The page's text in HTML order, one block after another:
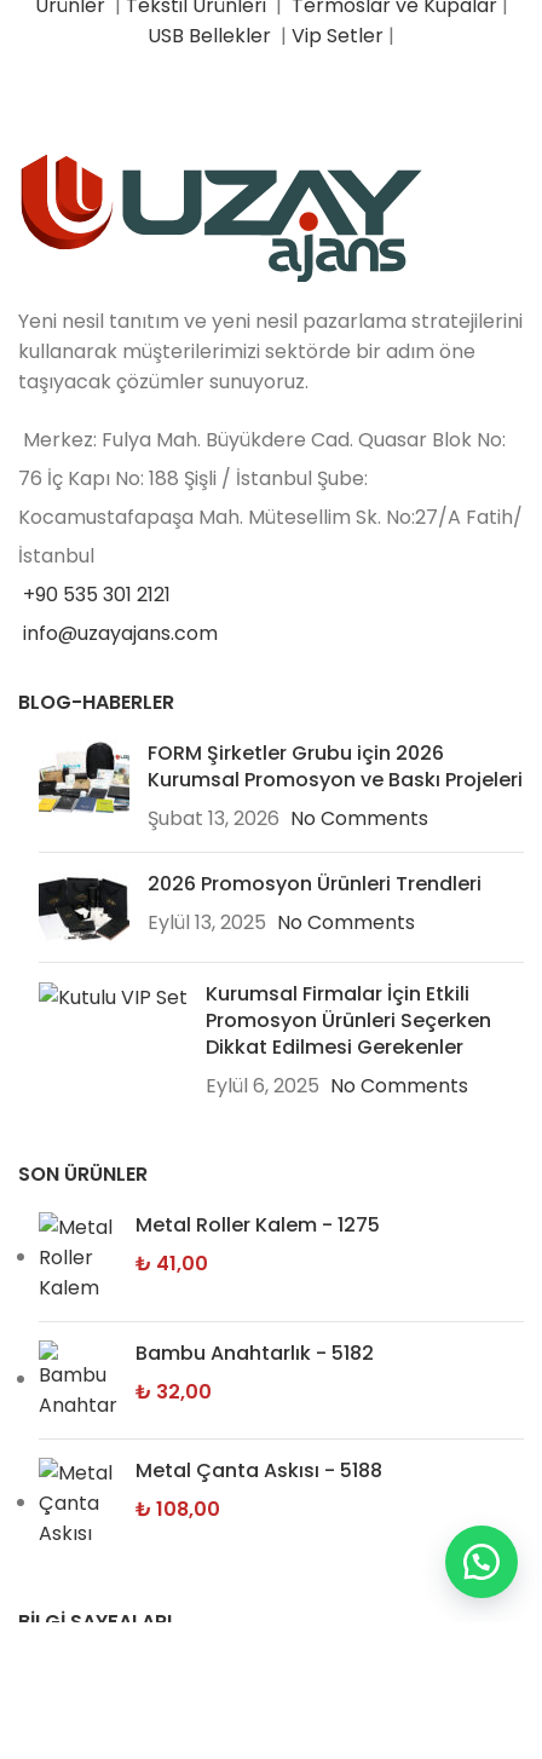
USB Bellekler | Vip Setler |
Yeni nesil tanıtım ve yeni nesil pazarlama stratejilerini
kullanarak müşterilerimizi sektörde bir adım öne
taşıyacak çözümler sunuyoruz.
Merkez: Fulya Mah. Büyükdere Cad. Quasar Blok No:
76 İç Kapı No: 188 Şişli / İstanbul Şube:
Kocamustafapaşa Mah. Mütesellim Sk. No:27/A Fatih/
İstanbul
+90 535 301 2121
info@uzayajans.com
BLOG-HABERLER
FORM Şirketler Grubu için 2026
Kurumsal Promosyon ve Baskı Projeleri
Şubat 13, 2026 No Comments
2026 Promosyon Ürünleri Trendleri
Eylül 13, 2025 No Comments
Kurumsal Firmalar İçin Etkili
Promosyon Ürünleri Seçerken
Dikkat Edilmesi Gerekenler
Eylül 6, 2025 No Comments
SON ÜRÜNLER
Metal Roller Kalem - 1275
₺ 41,00
Bambu Anahtarlık - 5182
₺ 32,00
Metal Çanta Askısı - 5188
₺ 108,00
BİLGİ SAYFALARI